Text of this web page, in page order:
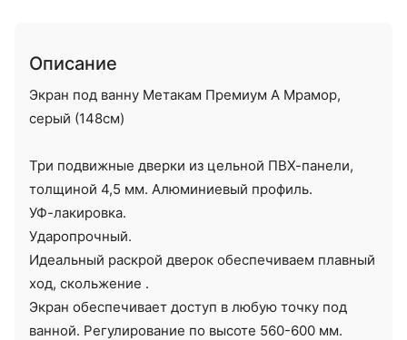
Описание
Экран под ванну Метакам Премиум А Мрамор,
серый (148см)
Три подвижные дверки из цельной ПВХ-панели,
толщиной 4,5 мм. Алюминиевый профиль.
УФ-лакировка.
Ударопрочный.
Идеальный раскрой дверок обеспечиваем плавный
ход, скольжение .
Экран обеспечивает доступ в любую точку под
ванной. Регулирование по высоте 560-600 мм.